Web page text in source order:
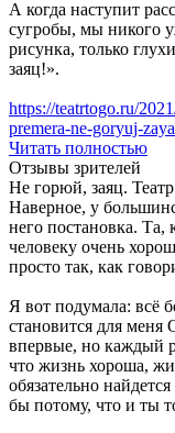
А когда наступит
сугробы, мы никого
рисунка, только
заяц!».
https://teatrtogo.ru/
premera-ne-goryuj-
Читать полностью
Отзывы зрителей
Не горюй, заяц.
Наверное, у
него постановка. Та,
человеку очень
просто так, как
Я вот подумала: всё
становится для
впервые, но каждый
что жизнь хороша,
обязательно
бы потому, что и ты